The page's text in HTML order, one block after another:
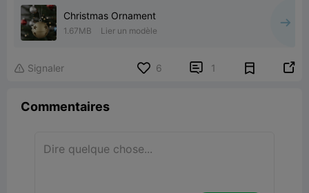
Christmas Ornament
1.67MB Lier un modèle
 Signaler 6  1 
Commentaires